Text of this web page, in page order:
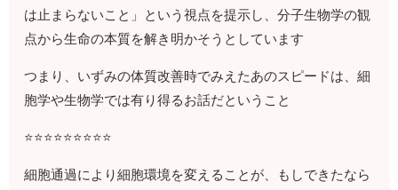
は止まらないこと」という視点を提示し、分子生物学の観
点から生命の本質を解き明かそうとしています
つまり、いずみの体質改善時でみえたあのスピードは、細
胞学や生物学では有り得るお話だということ
⭐️⭐️⭐️⭐️⭐️⭐️⭐️⭐️⭐️
細胞通過により細胞環境を変えることが、もしできたなら